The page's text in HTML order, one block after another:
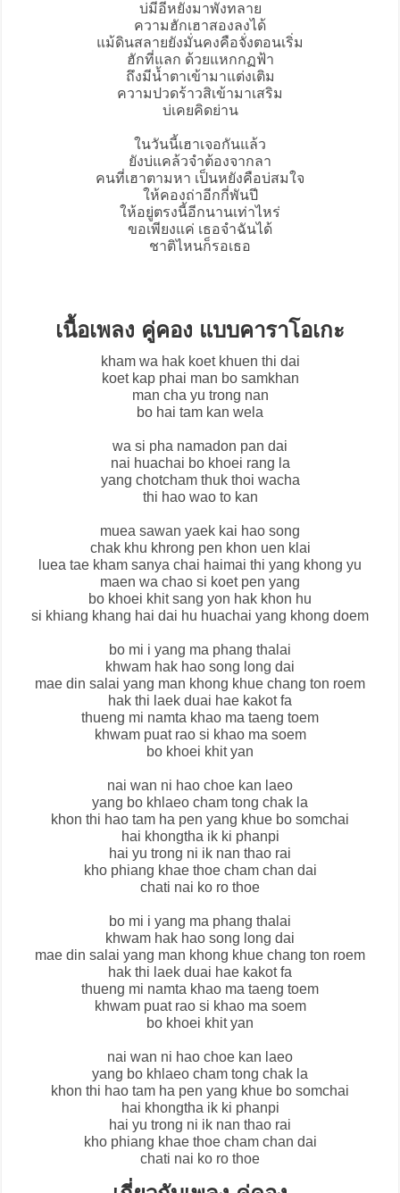
บ่มีอีหยังมาพังทลาย
ความฮักเฮาสองลงได้
แม้ดินสลายยังมั่นคงคือจั่งตอนเริ่ม
ฮักที่แลก ด้วยแหกกฏฟ้า
ถึงมีน้ำตาเข้ามาแต่งเติม
ความปวดร้าวสิเข้ามาเสริม
บ่เคยคิดย่าน
ในวันนี้เฮาเจอกันแล้ว
ยังบ่แคล้วจำต้องจากลา
คนที่เฮาตามหา เป็นหยังคือบ่สมใจ
ให้คองถ่าอีกกี่พันปี
ให้อยู่ตรงนี้อีกนานเท่าไหร่
ขอเพียงแค่ เธอจำฉันได้
ชาติไหนก็รอเธอ
เนื้อเพลง คู่คอง แบบคาราโอเกะ
kham wa hak koet khuen thi dai
koet kap phai man bo samkhan
man cha yu trong nan
bo hai tam kan wela
wa si pha namadon pan dai
nai huachai bo khoei rang la
yang chotcham thuk thoi wacha
thi hao wao to kan
muea sawan yaek kai hao song
chak khu khrong pen khon uen klai
luea tae kham sanya chai haimai thi yang khong yu
maen wa chao si koet pen yang
bo khoei khit sang yon hak khon hu
si khiang khang hai dai hu huachai yang khong doem
bo mi i yang ma phang thalai
khwam hak hao song long dai
mae din salai yang man khong khue chang ton roem
hak thi laek duai hae kakot fa
thueng mi namta khao ma taeng toem
khwam puat rao si khao ma soem
bo khoei khit yan
nai wan ni hao choe kan laeo
yang bo khlaeo cham tong chak la
khon thi hao tam ha pen yang khue bo somchai
hai khongtha ik ki phanpi
hai yu trong ni ik nan thao rai
kho phiang khae thoe cham chan dai
chati nai ko ro thoe
bo mi i yang ma phang thalai
khwam hak hao song long dai
mae din salai yang man khong khue chang ton roem
hak thi laek duai hae kakot fa
thueng mi namta khao ma taeng toem
khwam puat rao si khao ma soem
bo khoei khit yan
nai wan ni hao choe kan laeo
yang bo khlaeo cham tong chak la
khon thi hao tam ha pen yang khue bo somchai
hai khongtha ik ki phanpi
hai yu trong ni ik nan thao rai
kho phiang khae thoe cham chan dai
chati nai ko ro thoe